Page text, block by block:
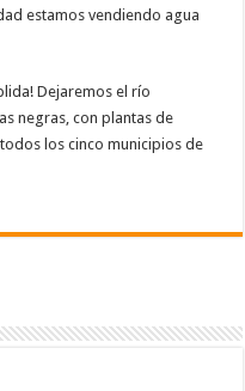
estamos vendiendo agua
Dejaremos el río
negras, con plantas de
los cinco municipios de